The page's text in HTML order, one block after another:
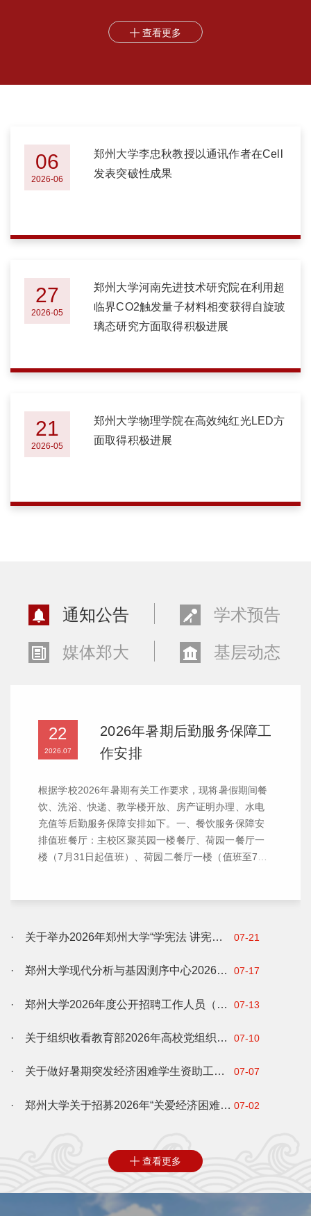
 查看更多
06
2026-06
郑州大学李忠秋教授以通讯作者在Cell
发表突破性成果
27
2026-05
郑州大学河南先进技术研究院在利用超
临界CO2触发量子材料相变获得自旋玻
璃态研究方面取得积极进展
21
2026-05
郑州大学物理学院在高效纯红光LED方
面取得积极进展
通知公告
学术预告
媒体郑大
基层动态
22
2026.07
2026年暑期后勤服务保障工
作安排
根据学校2026年暑期有关工作要求，现将暑假期间餐
饮、洗浴、快递、教学楼开放、房产证明办理、水电
充值等后勤服务保障安排如下。一、餐饮服务保障安
排值班餐厅：主校区聚英园一楼餐厅、荷园一餐厅一
楼（7月31日起值班）、荷园二餐厅一楼（值班至7月
· 关于举办2026年郑州大学“学宪法 讲宪法”法治素养能力大赛的通知 07-21
· 郑州大学现代分析与基因测序中心2026年暑假开放服务工作通知 07-17
· 郑州大学2026年度公开招聘工作人员（博士）公告 07-13
· 关于组织收看教育部2026年高校党组织示范微党课第4讲的通知 07-10
· 关于做好暑期突发经济困难学生资助工作的通知 07-07
· 郑州大学关于招募2026年“关爱经济困难学生暑期提前设岗助学”活动执行团队的通知 07-02
 查看更多